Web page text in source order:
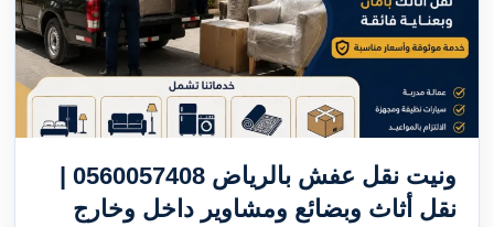
ونيت نقل عفش بالرياض 0560057408 |
نقل أثاث وبضائع ومشاوير داخل وخارج